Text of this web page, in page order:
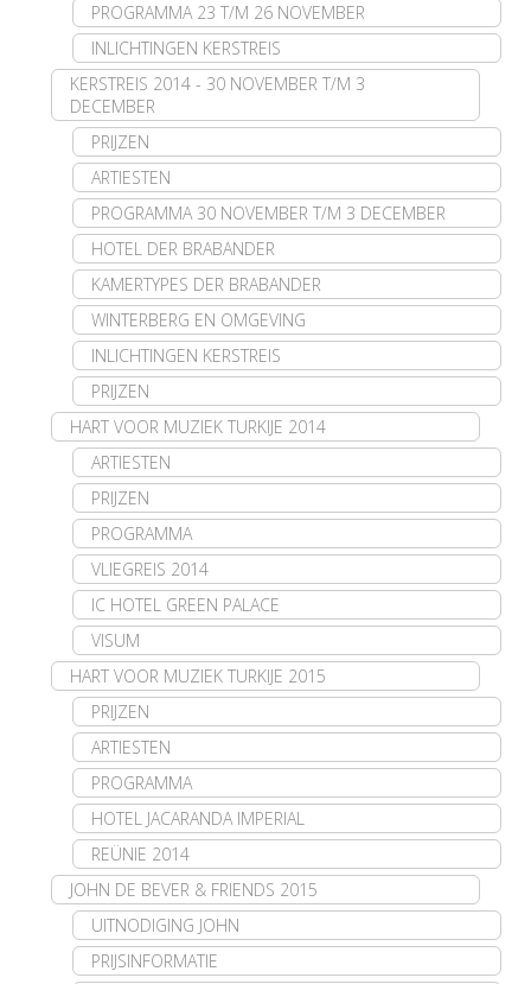
PROGRAMMA 23 T/M 26 NOVEMBER
INLICHTINGEN KERSTREIS
KERSTREIS 2014 - 30 NOVEMBER T/M 3
DECEMBER
PRIJZEN
ARTIESTEN
PROGRAMMA 30 NOVEMBER T/M 3 DECEMBER
HOTEL DER BRABANDER
KAMERTYPES DER BRABANDER
WINTERBERG EN OMGEVING
INLICHTINGEN KERSTREIS
PRIJZEN
HART VOOR MUZIEK TURKIJE 2014
ARTIESTEN
PRIJZEN
PROGRAMMA
VLIEGREIS 2014
IC HOTEL GREEN PALACE
VISUM
HART VOOR MUZIEK TURKIJE 2015
PRIJZEN
ARTIESTEN
PROGRAMMA
HOTEL JACARANDA IMPERIAL
REÜNIE 2014
JOHN DE BEVER & FRIENDS 2015
UITNODIGING JOHN
PRIJSINFORMATIE